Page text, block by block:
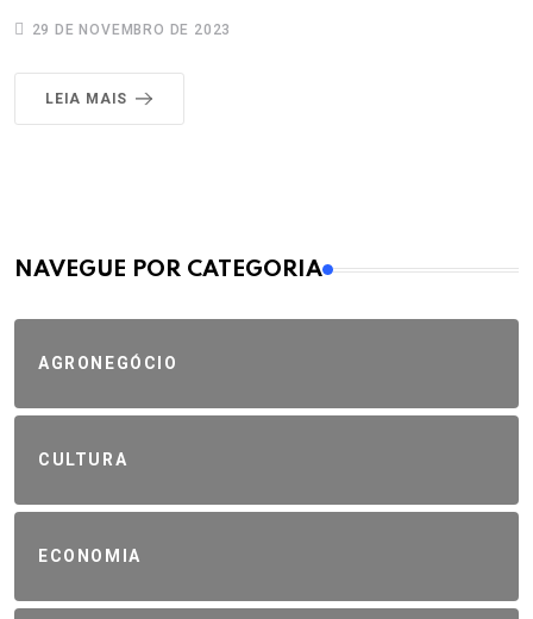
29 DE NOVEMBRO DE 2023
LEIA MAIS
MAIS VISTOS
NAVEGUE POR CATEGORIA
AGRONEGÓCIO
CULTURA
ECONOMIA